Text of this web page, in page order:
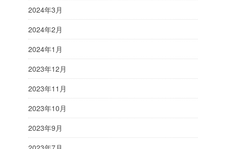
2024年3月
2024年2月
2024年1月
2023年12月
2023年11月
2023年10月
2023年9月